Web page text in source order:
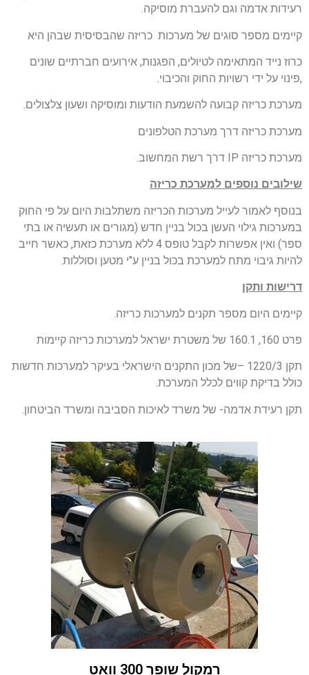
רעידות אדמה וגם להעברת מוסיקה.
קיימים מספר סוגים של מערכות כריזה שהבסיסית שבהן היא
כרוז נייד המתאימה לטיולים, הפגנות, אירועים חברתיים שונים
,פינוי על ידי רשויות החוק והכיבוי.
מערכת כריזה קבועה להשמעת הודעות ומוסיקה ושעון צלצולים.
מערכת כריזה דרך מערכת הטלפונים
מערכת כריזה IP דרך רשת המחשוב.
שילובים נוספים למערכת כריזה
בנוסף לאמור לעייל מערכות הכריזה משתלבות היום על פי החוק
במערכות גילוי העשן בכול בניין חדש (מגורים או תעשיה או בתי
ספר) ואין אפשרות לקבל טופס 4 ללא מערכת כזאת, כאשר חייב
להיות גיבוי מתח למערכת בכול בניין ע"י מטען וסוללות.
דרישות ותקן
קיימים היום מספר תקנים למערכות כריזה.
פרט 160, 160.1 של משטרת ישראל למערכות כריזה קיימות
תקן 1220/3 –של מכון התקנים הישראלי בעיקר למערכות חדשות
כולל בדיקת קווים לכלל המערכת.
תקן רעידת אדמה- של משרד לאיכות הסביבה ומשרד הביטחון.
רמקול שופר 300 וואט